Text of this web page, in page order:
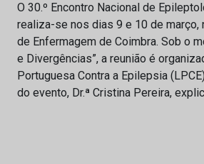
O 30.º Encontro Nacional de
realiza-se nos dias 9 e 10 de março,
de Enfermagem de Coimbra. Sob o
e Divergências”, a reunião é
Portuguesa Contra a Epilepsia
do evento, Dr.ª Cristina Pereira,